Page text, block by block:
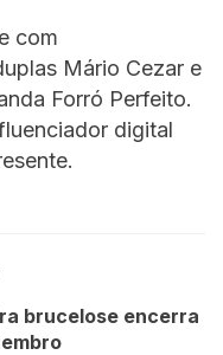
com
Mário Cezar e
Forró Perfeito.
digital
brucelose encerra